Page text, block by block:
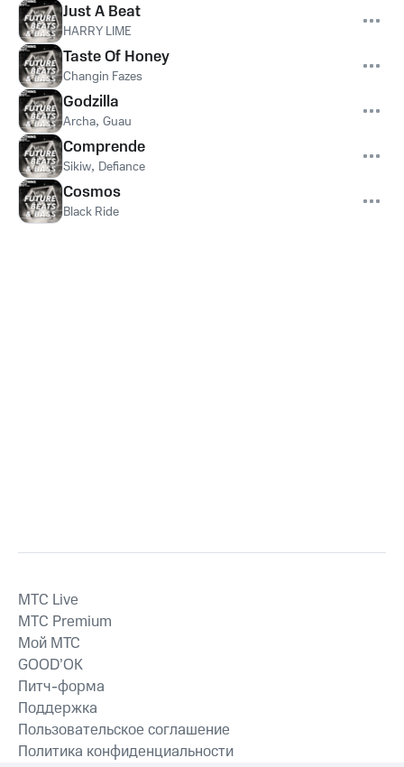
Just A Beat
HARRY LIME
Taste Of Honey
Changin Fazes
Godzilla
Archa, Guau
Comprende
Sikiw, Defiance
Cosmos
Black Ride
MTС Live
MTС Premium
Мой МТС
GOOD’OK
Питч-форма
Поддержка
Пользовательское соглашение
Политика конфиденциальности